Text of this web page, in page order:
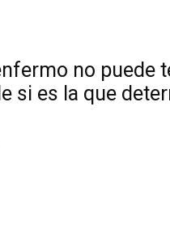
no puede
si es la que